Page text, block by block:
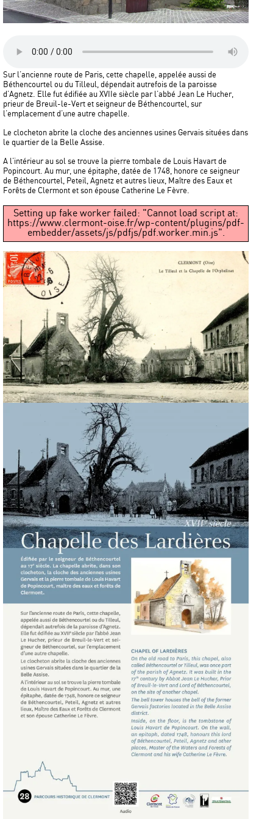
Sur l’ancienne route de Paris, cette chapelle, appelée aussi de
Béthencourtel ou du Tilleul, dépendait autrefois de la paroisse
d’Agnetz. Elle fut édifiée au XVIIe siècle par l’abbé Jean Le Hucher,
prieur de Breuil-le-Vert et seigneur de Béthencourtel, sur
l’emplacement d’une autre chapelle.
Le clocheton abrite la cloche des anciennes usines Gervais situées dans
le quartier de la Belle Assise.
A l’intérieur au sol se trouve la pierre tombale de Louis Havart de
Popincourt. Au mur, une épitaphe, datée de 1748, honore ce seigneur
de Béthencourtel, Peteil, Agnetz et autres lieux, Maître des Eaux et
Forêts de Clermont et son épouse Catherine Le Fèvre.
Setting up fake worker failed: "Cannot load script at:
https://www.clermont-oise.fr/wp-content/plugins/pdf-
embedder/assets/js/pdfjs/pdf.worker.min.js".